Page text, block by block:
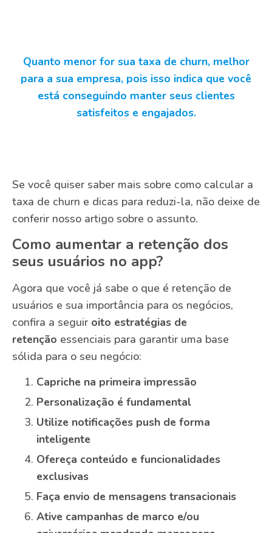
Quanto menor for sua taxa de churn, melhor
para a sua empresa, pois isso indica que você
está conseguindo manter seus clientes
satisfeitos e engajados.
Se você quiser saber mais sobre como calcular a
taxa de churn e dicas para reduzi-la, não deixe de
conferir nosso artigo sobre o assunto.
Como aumentar a retenção dos
seus usuários no app?
Agora que você já sabe o que é retenção de
usuários e sua importância para os negócios,
confira a seguir oito estratégias de
retenção essenciais para garantir uma base
sólida para o seu negócio:
Capriche na primeira impressão
Personalização é fundamental
Utilize notificações push de forma
inteligente
Ofereça conteúdo e funcionalidades
exclusivas
Faça envio de mensagens transacionais
Ative campanhas de marco e/ou